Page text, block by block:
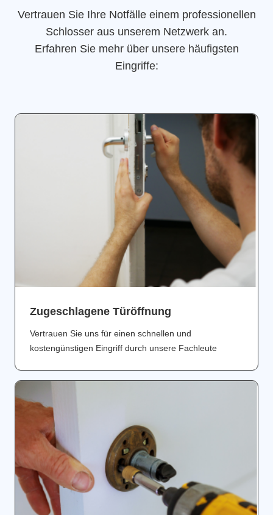
Vertrauen Sie Ihre Notfälle einem professionellen
Schlosser aus unserem Netzwerk an.
Erfahren Sie mehr über unsere häufigsten
Eingriffe:
Zugeschlagene Türöffnung
Vertrauen Sie uns für einen schnellen und
kostengünstigen Eingriff durch unsere Fachleute